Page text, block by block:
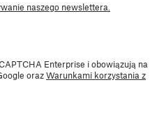
naszego newslettera.
Enterprise i obowiązują na
orazWarunkami korzystania z